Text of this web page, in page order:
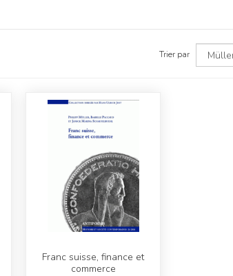
Trier par
Franc suisse, finance et
commerce